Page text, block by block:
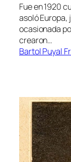
Fue en 1920
asoló Europa,
ocasionada
crearon…
Bartol Puyal